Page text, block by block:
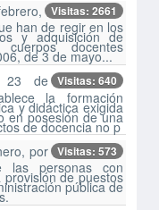
Visitas: 2661
han de regir en los
y adquisición de
docentes
de 3 de mayo...
Visitas: 640
23 de
la formación
y didáctica exigida
en posesión de una
de docencia no p
Visitas: 573
por
personas con
de puestos
pública de